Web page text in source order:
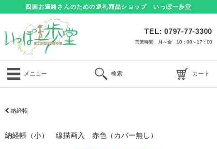
四国お遍路さんのための巡礼商品ショップ いっぽ一歩堂
TEL: 0797-77-3300
営業時間 月～金 10：00～17：00
メニュー 検索 カート
納経帳
納経帳（小） 線描画入 赤色（カバー無し）